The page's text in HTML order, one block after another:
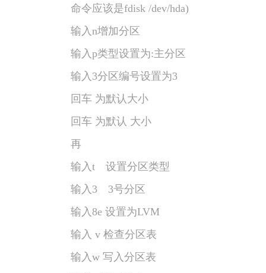
命令应该是fdisk /dev/hda)
输入n增加分区
输入p类型设置为:主分区
输入3分区编号设置为3
回车 为默认大小
回车 为默认 大小
再
输入t 设置分区类型
输入3 3号分区
输入8e 设置为LVM
输入 v 检查分区表
输入w 写入分区表